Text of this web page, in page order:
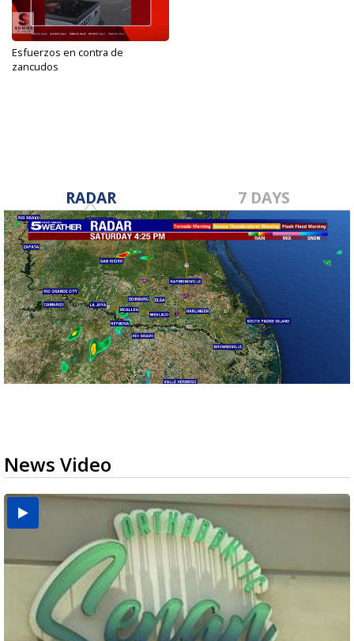
Esfuerzos en contra de
zancudos
RADAR 7 DAYS
News Video